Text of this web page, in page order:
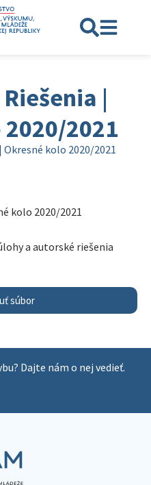
|
2021
Okresné kolo 2020/2021
kolo 2020/2021
a autorské riešenia
súbor
Dajte nám o nej vedieť.